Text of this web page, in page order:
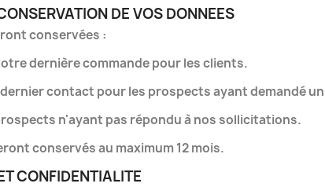
DE VOS DONNEES
conservées :
dernière commande pour les clients.
dernier contact pour les prospects ayant demandé
prospects n'ayant pas répondu à nos sollicitations.
conservés au maximum 12 mois.
CONFIDENTIALITE